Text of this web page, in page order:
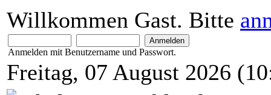
Willkommen Gast. Bitte
Anmelden mit Benutzername und Passwort.
Freitag, 07 August 2026